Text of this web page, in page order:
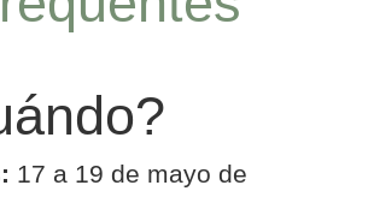
17 a 19 de mayo de